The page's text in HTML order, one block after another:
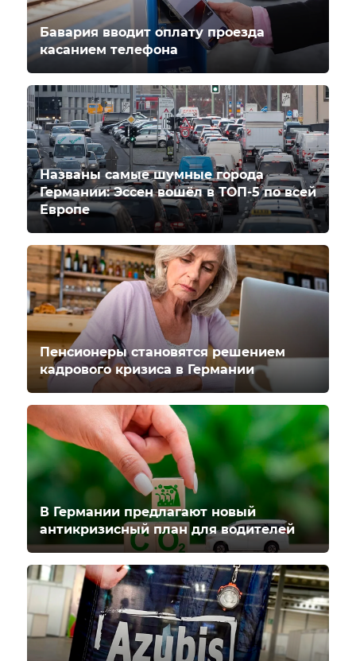
Бавария вводит оплату проезда
касанием телефона
Названы самые шумные города
Германии: Эссен вошёл в ТОП-5 по всей
Европе
Пенсионеры становятся решением
кадрового кризиса в Германии
В Германии предлагают новый
антикризисный план для водителей